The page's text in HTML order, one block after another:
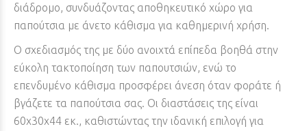
διάδρομο, συνδυάζοντας αποθηκευτικό χώρο για
παπούτσια με άνετο κάθισμα για καθημερινή χρήση.
Ο σχεδιασμός της με δύο ανοιχτά επίπεδα βοηθά στην
εύκολη τακτοποίηση των παπουτσιών, ενώ το
επενδυμένο κάθισμα προσφέρει άνεση όταν φοράτε ή
βγάζετε τα παπούτσια σας. Οι διαστάσεις της είναι
60x30x44 εκ., καθιστώντας την ιδανική επιλογή για